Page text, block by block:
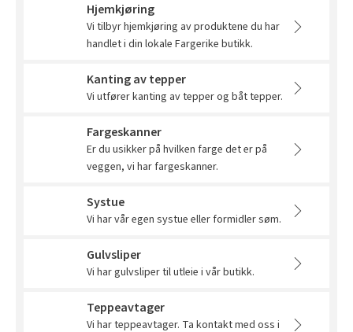
Hjemkjøring
Vi tilbyr hjemkjøring av produktene du har
handlet i din lokale Fargerike butikk.
Kanting av tepper
Vi utfører kanting av tepper og båt tepper.
Fargeskanner
Er du usikker på hvilken farge det er på
veggen, vi har fargeskanner.
Systue
Vi har vår egen systue eller formidler søm.
Gulvsliper
Vi har gulvsliper til utleie i vår butikk.
Teppeavtager
Vi har teppeavtager. Ta kontakt med oss i